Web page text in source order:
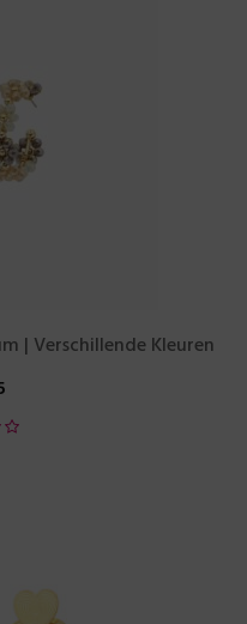
| Verschillende Kleuren